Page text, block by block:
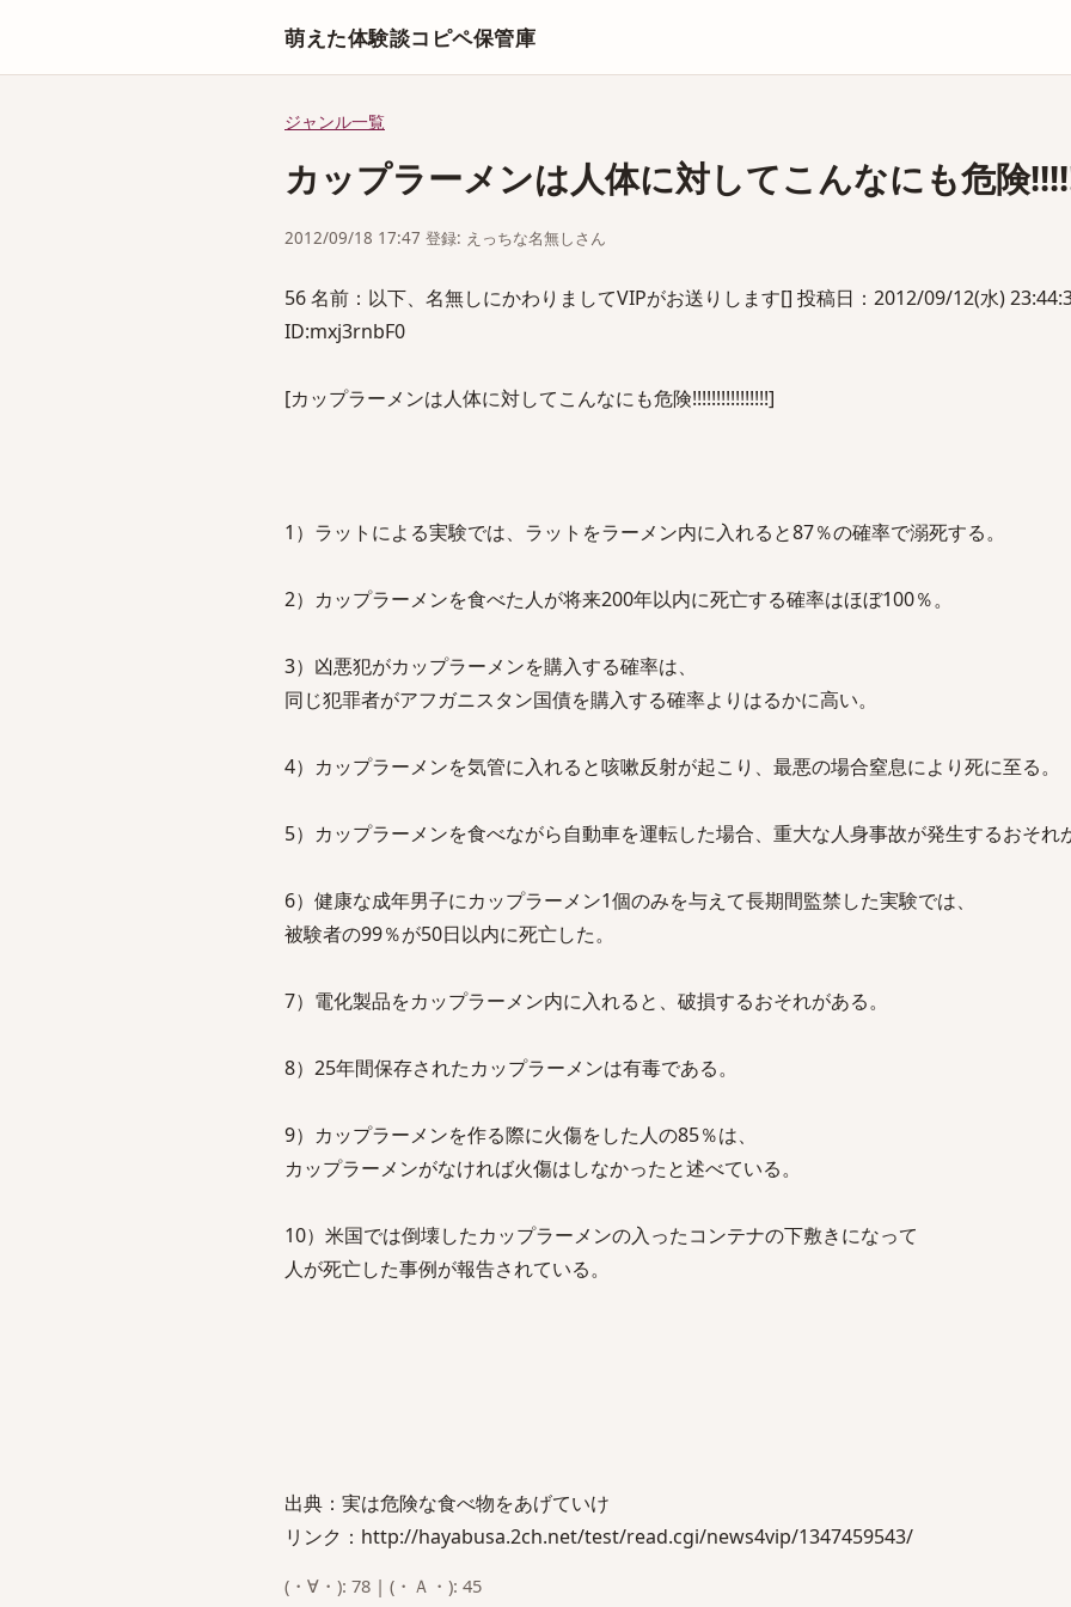
萌えた体験談コピペ保管庫
ジャンル一覧
カップラーメンは人体に対してこんなにも危険
2012/09/18 17:47 登録: えっちな名無しさん
56 名前：以下、名無しにかわりましてVIPがお送りします[] 投稿日：2012/09/12(水)
ID:mxj3rnbF0
[カップラーメンは人体に対してこんなにも危険!!!!!!!!!!!!!!!!]
1）ラットによる実験では、ラットをラーメン内に入れると87％の確率で溺死する。
2）カップラーメンを食べた人が将来200年以内に死亡する確率はほぼ100％。
3）凶悪犯がカップラーメンを購入する確率は、
同じ犯罪者がアフガニスタン国債を購入する確率よりはるかに高い。
4）カップラーメンを気管に入れると咳嗽反射が起こり、最悪の場合窒息により死に至る。
5）カップラーメンを食べながら自動車を運転した場合、重大な人身事故が発生するおそれ
6）健康な成年男子にカップラーメン1個のみを与えて長期間監禁した実験では、
被験者の99％が50日以内に死亡した。
7）電化製品をカップラーメン内に入れると、破損するおそれがある。
8）25年間保存されたカップラーメンは有毒である。
9）カップラーメンを作る際に火傷をした人の85％は、
カップラーメンがなければ火傷はしなかったと述べている。
10）米国では倒壊したカップラーメンの入ったコンテナの下敷きになって
人が死亡した事例が報告されている。
出典：実は危険な食べ物をあげていけ
リンク：http://hayabusa.2ch.net/test/read.cgi/news4vip/1347459543/
(・∀・): 78 | (・Ａ・): 45